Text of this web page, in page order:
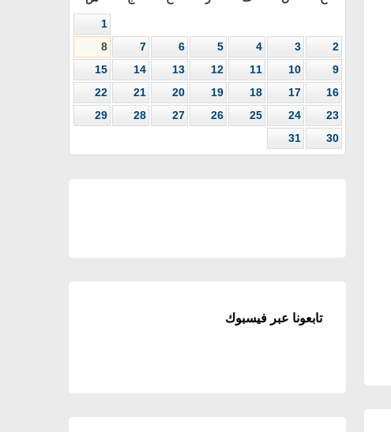
1
2
3
4
5
6
7
8
9
10
11
12
13
14
15
16
17
18
19
20
21
22
23
24
25
26
27
28
29
30
31
تابعونا عبر فيسبوك